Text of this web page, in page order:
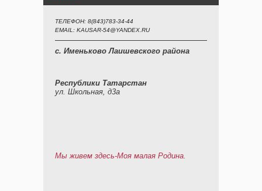
ТЕЛЕФОН: 8(843)783-34-44
EMAIL: KAUSAR-54@YANDEX.RU
с. Именьково Лаишевского района
Республики Татарстан
ул. Школьная, д3а
Мы живем здесь-Моя малая Родина.